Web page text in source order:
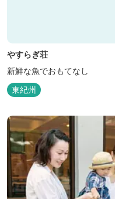
やすらぎ荘
新鮮な魚でおもてなし
東紀州